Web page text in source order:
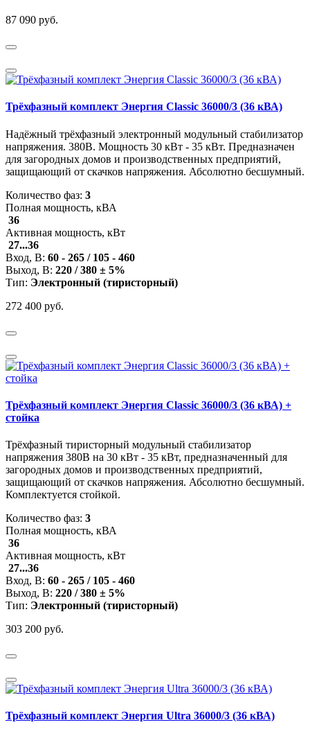
87 090 руб.
Трёхфазный комплект Энергия Classic 36000/3 (36 кВА)
Надёжный трёхфазный электронный модульный стабилизатор
напряжения. 380В. Мощность 30 кВт - 35 кВт. Предназначен
для загородных домов и производственных предприятий,
защищающий от скачков напряжения. Абсолютно бесшумный.
Количество фаз: 3
Полная мощность, кВА
36
Активная мощность, кВт
27...36
Вход, В: 60 - 265 / 105 - 460
Выход, В: 220 / 380 ± 5%
Тип: Электронный (тиристорный)
272 400 руб.
Трёхфазный комплект Энергия Classic 36000/3 (36 кВА) +
стойка
Трёхфазный тиристорный модульный стабилизатор
напряжения 380В на 30 кВт - 35 кВт, предназначенный для
загородных домов и производственных предприятий,
защищающий от скачков напряжения. Абсолютно бесшумный.
Комплектуется стойкой.
Количество фаз: 3
Полная мощность, кВА
36
Активная мощность, кВт
27...36
Вход, В: 60 - 265 / 105 - 460
Выход, В: 220 / 380 ± 5%
Тип: Электронный (тиристорный)
303 200 руб.
Трёхфазный комплект Энергия Ultra 36000/3 (36 кВА)